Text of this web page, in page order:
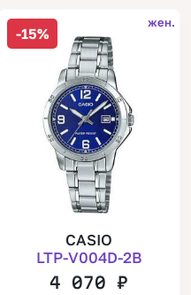
-15%
жен.
CASIO
LTP-V004D-2B
4 070 ₽